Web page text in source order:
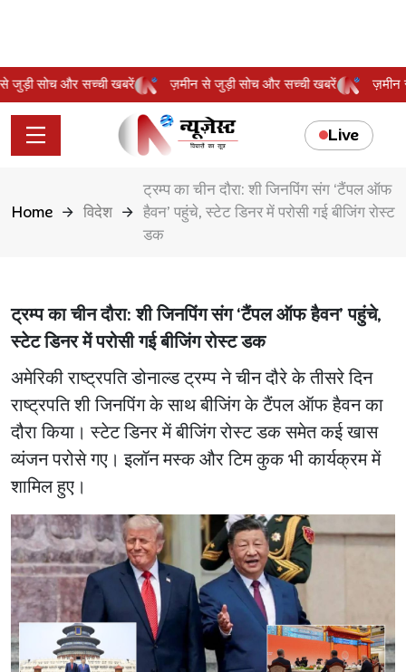
से जुड़ी सोच और सच्ची खबरें ज़मीन से जुड़ी सोच और सच्ची खबरें
Live
Home विदेश
ट्रम्प का चीन दौरा: शी जिनपिंग संग ‘टैंपल ऑफ
हैवन’ पहुंचे, स्टेट डिनर में परोसी गई बीजिंग रोस्ट
डक
ट्रम्प का चीन दौरा: शी जिनपिंग संग ‘टैंपल ऑफ हैवन’ पहुंचे,
स्टेट डिनर में परोसी गई बीजिंग रोस्ट डक
अमेरिकी राष्ट्रपति डोनाल्ड ट्रम्प ने चीन दौरे के तीसरे दिन
राष्ट्रपति शी जिनपिंग के साथ बीजिंग के टैंपल ऑफ हैवन का
दौरा किया। स्टेट डिनर में बीजिंग रोस्ट डक समेत कई खास
व्यंजन परोसे गए। इलॉन मस्क और टिम कुक भी कार्यक्रम में
शामिल हुए।